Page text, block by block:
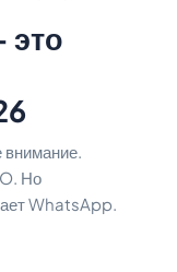
это
внимание.
Но
WhatsApp.